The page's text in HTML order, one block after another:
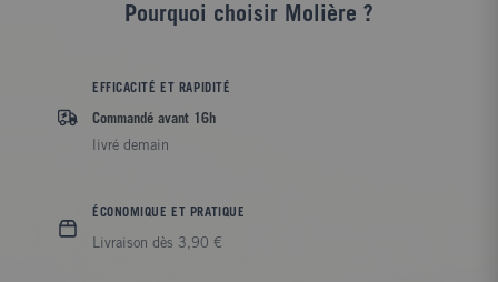
Pourquoi choisir Molière ?
EFFICACITÉ ET RAPIDITÉ
Commandé avant 16h
livré demain
ÉCONOMIQUE ET PRATIQUE
Livraison dès 3,90 €